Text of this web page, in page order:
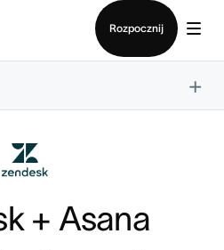
Rozpocznij
×
+ Asana